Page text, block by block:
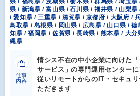
県 / 新潟県 / 富山県 / 石川県 / 福井県 / 山梨
/ 愛知県 / 三重県 / 滋賀県 / 京都府 / 大阪府 /
鳥取県 / 島根県 / 岡山県 / 広島県 / 山口県 /
知県 / 福岡県 / 佐賀県 / 長崎県 / 熊本県 / 大
縄県
仕事
内容
情シス不在の中小企業に向けた
サービス」の専門運用センター
従いリモートからのIT・セキュ
ただきます